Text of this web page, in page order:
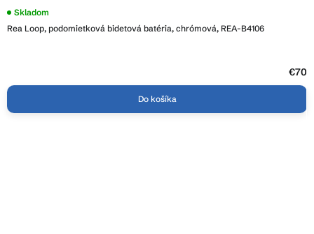
Rea Loop, podomietková bidetová batéria, chrómová, REA-B4106
Priemerné
produktu
Skladom
€70
Do košíka